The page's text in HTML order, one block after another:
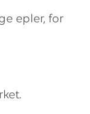
epler, for